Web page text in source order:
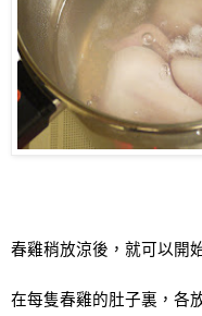
春雞稍放涼後，就可以開
在每隻春雞的肚子裏，各